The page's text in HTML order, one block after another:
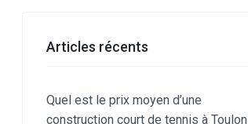
Articles récents
Quel est le prix moyen d’une
construction court de tennis à Toulon